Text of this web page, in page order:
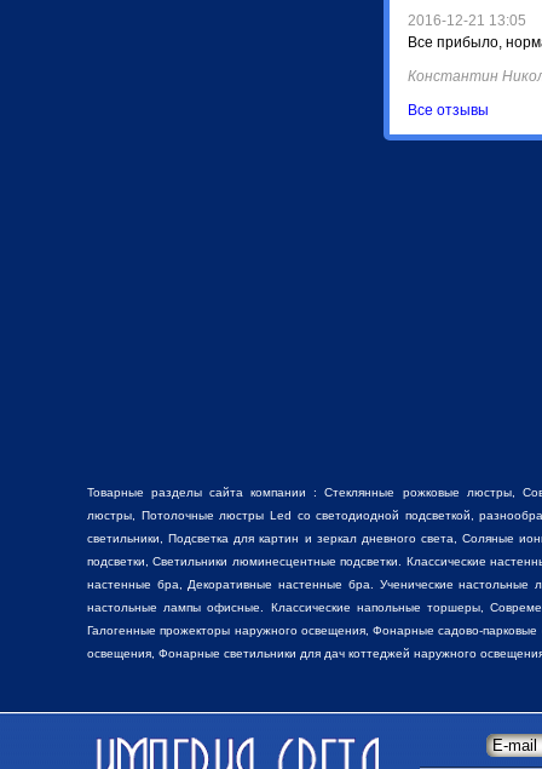
2016-12-21 13:05
Все прибыло,
Константин
Все отзывы
Товарные разделы сайта компании :Стеклянные рожковые люстры,
люстры , Потолочные люстры Led со светодиодной подсветкой,
светильники,Подсветка для картин и зеркал дневного света, Соляные
подсветки, Светильники люминесцентные подсветки. Классические
настенные бра, Декоративныенастенные бра . Ученические
настольные лампы офисные. Классические напольные торшеры ,
Галогенные прожекторы наружного освещения, Фонарные садово-
освещения, Фонарные светильники для дач коттеджей наружного